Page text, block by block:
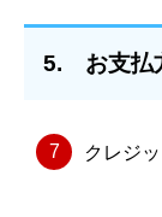
5. お支払
クレジ